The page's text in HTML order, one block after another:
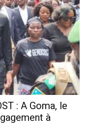
: A Goma, le
à